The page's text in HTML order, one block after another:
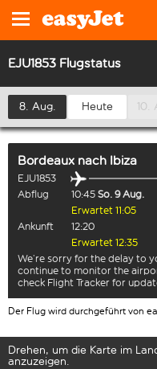
EJU1853 Flugstatus
8. Aug. Heute 10.
Bordeaux nach Ibiza
EJU1853
Abflug
10:45 So. 9 Aug.
Erwartet 11:05
Ankunft
12:20
Erwartet 12:35
We’re sorry for the delay to
continue to monitor the
check Flight Tracker for
Der Flug wird durchgeführt von
Drehen, um die Karte im
anzuzeigen.